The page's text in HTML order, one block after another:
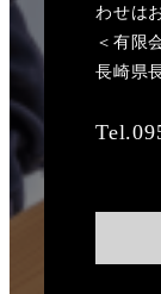
わせは
＜有限
長崎県